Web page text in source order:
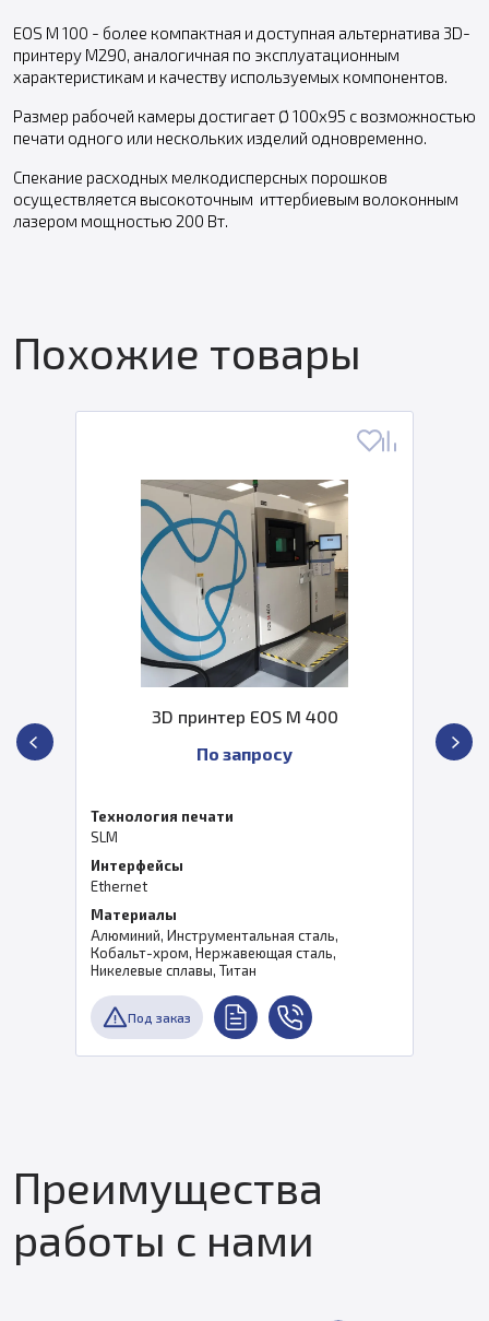
EOS M 100 - более компактная и доступная альтернатива 3D-
принтеру M290, аналогичная по эксплуатационным
характеристикам и качеству используемых компонентов.
Размер рабочей камеры достигает Ø 100x95 с возможностью
печати одного или нескольких изделий одновременно.
Спекание расходных мелкодисперсных порошков
осуществляется высокоточным иттербиевым волоконным
лазером мощностью 200 Вт.
Похожие товары
3D принтер EOS M 400
По запросу
Технология печати
SLM
Интерфейсы
Ethernet
Материалы
Алюминий, Инструментальная сталь,
Кобальт-хром, Нержавеющая сталь,
Никелевые сплавы, Титан
Под заказ
Преимущества
работы с нами